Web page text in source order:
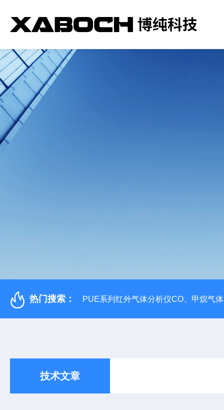
热门搜索： PUE系列红外气体分析仪CO、甲烷气
技术文章